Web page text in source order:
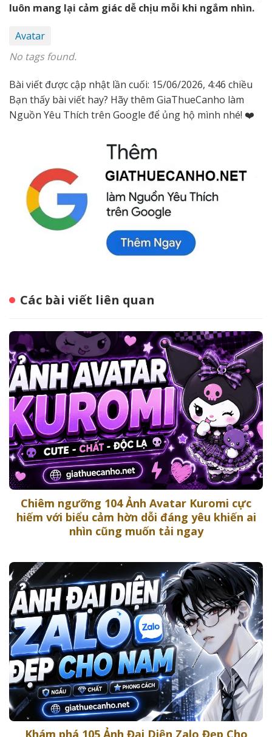
luôn mang lại cảm giác dễ chịu mỗi khi ngắm nhìn.
Avatar
No tags found.
Bài viết được cập nhật lần cuối: 15/06/2026, 4:46 chiều
Bạn thấy bài viết hay? Hãy thêm GiaThueCanho làm
Nguồn Yêu Thích trên Google để ủng hộ mình nhé! ❤️
Các bài viết liên quan
Chiêm ngưỡng 104 Ảnh Avatar Kuromi cực
hiếm với biểu cảm hờn dỗi đáng yêu khiến ai
nhìn cũng muốn tải ngay